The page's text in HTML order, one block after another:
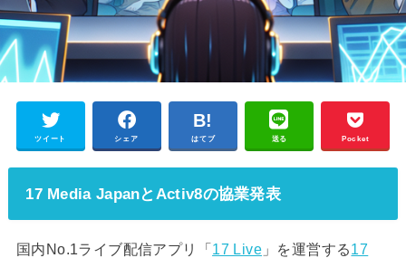
ツイート シェア はてブ 送る Pocket
17 Media JapanとActiv8の協業発表
国内No.1ライブ配信アプリ「17 Live」を運営する17